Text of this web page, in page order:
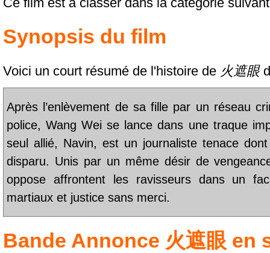
Synopsis du film
Voici un court résumé de l'histoire de 火遮眼
Après l’enlèvement de sa fille par un réseau
police, Wang Wei se lance dans une traque
seul allié, Navin, est un journaliste tenace
disparu. Unis par un même désir de
oppose affrontent les ravisseurs dans un
martiaux et justice sans merci.
Bande Annonce 火遮眼 en